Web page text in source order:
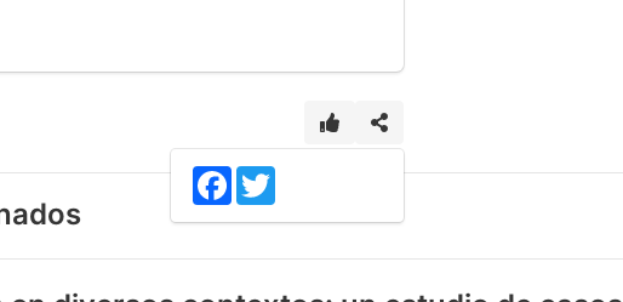
Facebook